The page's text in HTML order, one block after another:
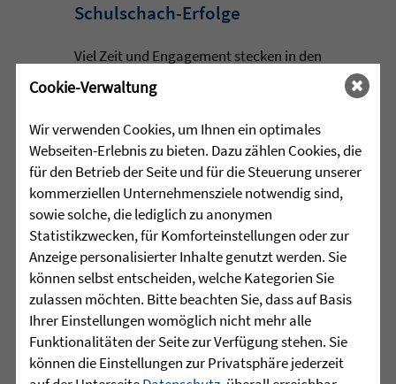
Schulschach-Erfolge
Viel Zeit und Engagement stecken in den
Erfolgen der Schulschach-
Mannschaften von Leopoldschule
Altshausen und Schule am Wolfsbühl
Wilhelmsdorf. ...
mehr lesen
29.07.2026 |•JUGENDHILFE
Vertrauen. Mehr braucht es
manchmal nicht.
Acht junge Menschen feierten Ende Juli
Cookie-Verwaltung
Wir verwenden Cookies, um Ihnen ein optimales
Webseiten-Erlebnis zu bieten. Dazu zählen Cookies, die
für den Betrieb der Seite und für die Steuerung unserer
kommerziellen Unternehmensziele notwendig sind,
sowie solche, die lediglich zu anonymen
Statistikzwecken, für Komforteinstellungen oder zur
Anzeige personalisierter Inhalte genutzt werden. Sie
können selbst entscheiden, welche Kategorien Sie
zulassen möchten. Bitte beachten Sie, dass auf Basis
Ihrer Einstellungen womöglich nicht mehr alle
Funktionalitäten der Seite zur Verfügung stehen. Sie
können die Einstellungen zur Privatsphäre jederzeit